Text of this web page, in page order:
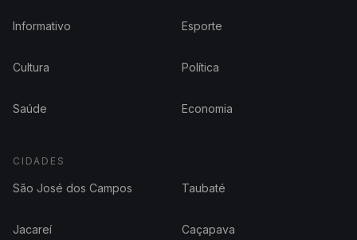
Informativo Esporte
Cultura Política
Saúde Economia
CIDADES
São José dos Campos Taubaté
Jacareí Caçapava